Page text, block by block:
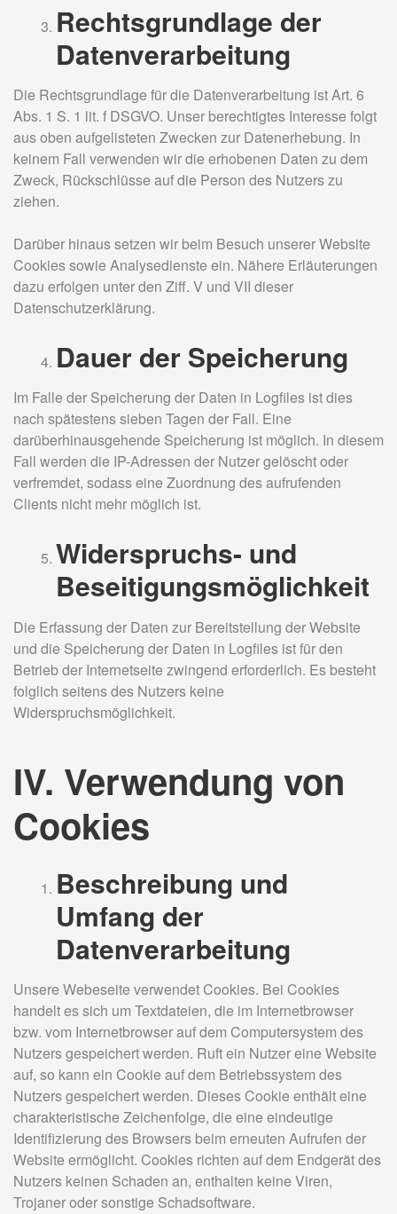
Rechtsgrundlage der
Datenverarbeitung
Die Rechtsgrundlage für die Datenverarbeitung ist Art. 6
Abs. 1 S. 1 lit. f DSGVO. Unser berechtigtes Interesse folgt
aus oben aufgelisteten Zwecken zur Datenerhebung. In
keinem Fall verwenden wir die erhobenen Daten zu dem
Zweck, Rückschlüsse auf die Person des Nutzers zu
ziehen.
Darüber hinaus setzen wir beim Besuch unserer Website
Cookies sowie Analysedienste ein. Nähere Erläuterungen
dazu erfolgen unter den Ziff. V und VII dieser
Datenschutzerklärung.
Dauer der Speicherung
Im Falle der Speicherung der Daten in Logfiles ist dies
nach spätestens sieben Tagen der Fall. Eine
darüberhinausgehende Speicherung ist möglich. In diesem
Fall werden die IP-Adressen der Nutzer gelöscht oder
verfremdet, sodass eine Zuordnung des aufrufenden
Clients nicht mehr möglich ist.
Widerspruchs- und
Beseitigungsmöglichkeit
Die Erfassung der Daten zur Bereitstellung der Website
und die Speicherung der Daten in Logfiles ist für den
Betrieb der Internetseite zwingend erforderlich. Es besteht
folglich seitens des Nutzers keine
Widerspruchsmöglichkeit.
IV. Verwendung von
Cookies
Beschreibung und
Umfang der
Datenverarbeitung
Unsere Webeseite verwendet Cookies. Bei Cookies
handelt es sich um Textdateien, die im Internetbrowser
bzw. vom Internetbrowser auf dem Computersystem des
Nutzers gespeichert werden. Ruft ein Nutzer eine Website
auf, so kann ein Cookie auf dem Betriebssystem des
Nutzers gespeichert werden. Dieses Cookie enthält eine
charakteristische Zeichenfolge, die eine eindeutige
Identifizierung des Browsers beim erneuten Aufrufen der
Website ermöglicht. Cookies richten auf dem Endgerät des
Nutzers keinen Schaden an, enthalten keine Viren,
Trojaner oder sonstige Schadsoftware.